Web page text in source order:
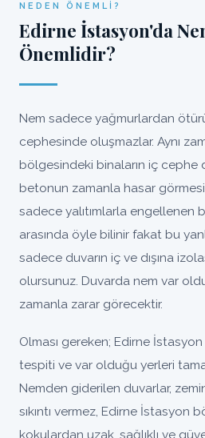
NEDEN ÖNEMLI?
Edirne İstasyon'da
Önemlidir?
Nem sadece yağmurlardan
cephesinde oluşmazlar. Aynı
bölgesindeki binaların iç cephe
betonun zamanla hasar
sadece yalıtımlarla engellenen
arasında öyle bilinir fakat bu
sadece duvarın iç ve dışına
olursunuz. Duvarda nem var
zamanla zarar görecektir.
Olması gereken; Edirne
tespiti ve var olduğu yerleri
Nemden giderilen duvarlar,
sıkıntı vermez, Edirne İstasyon
kokulardan uzak, sağlıklı ve